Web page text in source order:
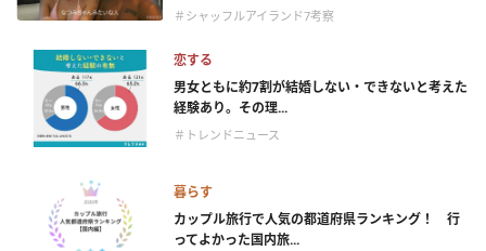
＃シャッフルアイランド7考察
恋する
男女ともに約7割が結婚しない・できないと考えた
経験あり。その理...
＃トレンドニュース
暮らす
カップル旅行で人気の都道府県ランキング！ 行
ってよかった国内旅...